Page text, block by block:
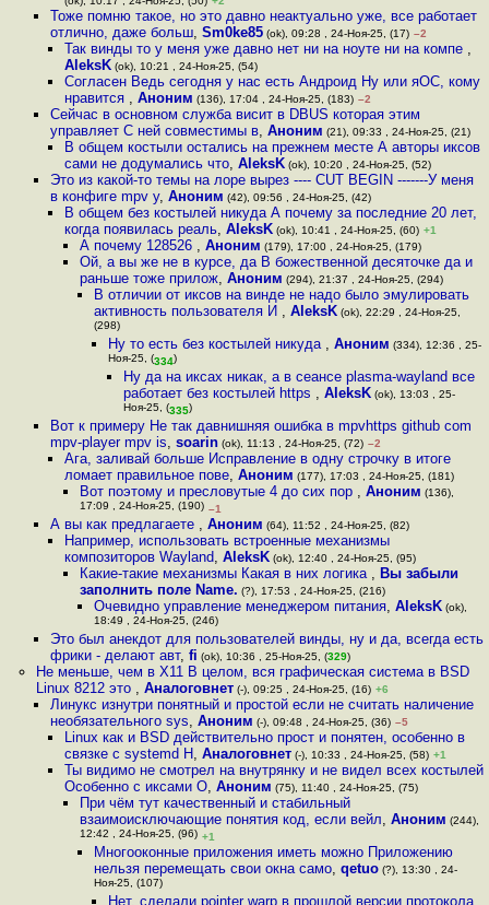
Тоже помню такое, но это давно неактуально уже, все работает
отлично, даже больш, Sm0ke85(ok), 09:28 , 24-Ноя-25, (17) –2
Так винды то у меня уже давно нет ни на ноуте ни на компе ,
AleksK (ok), 10:21 , 24-Ноя-25, (54)
Согласен Ведь сегодня у нас есть Андроид Ну или яОС, кому
нравится ,Аноним (136), 17:04 , 24-Ноя-25, (183) –2
Сейчас в основном служба висит в DBUS которая этим
управляет С ней совместимы в, Аноним (21), 09:33 , 24-Ноя-25, (21)
В общем костыли остались на прежнем месте А авторы иксов
сами не додумались что,AleksK (ok), 10:20 , 24-Ноя-25, (52)
Это из какой-то темы на лоре вырез ---- CUT BEGIN -------У меня
в конфиге mpv у, Аноним (42), 09:56 , 24-Ноя-25, (42)
В общем без костылей никуда А почему за последние 20 лет,
когда появилась реаль,AleksK (ok), 10:41 , 24-Ноя-25, (60) +1
А почему 128526 , Аноним (179), 17:00 , 24-Ноя-25, (179)
Ой, а вы же не в курсе, да В божественной десяточке да и
раньше тоже прилож, Аноним (294), 21:37 , 24-Ноя-25, (294)
В отличии от иксов на винде не надо было эмулировать
активность пользователя И , AleksK(ok), 22:29 , 24-Ноя-25,
(298)
Ну то есть без костылей никуда ,Аноним (334), 12:36 , 25-
Ноя-25, (334)
Ну да на иксах никак, а в сеансе plasma-wayland все
работает без костылей https , AleksK(ok), 13:03 , 25-
Ноя-25, (335)
Вот к примеру Не так давнишняя ошибка в mpvhttps github com
mpv-player mpv is, soarin(ok), 11:13 , 24-Ноя-25, (72) –2
Ага, заливай больше Исправление в одну строчку в итоге
ломает правильное пове,Аноним (177), 17:03 , 24-Ноя-25, (181)
Вот поэтому и пресловутые 4 до сих пор , Аноним (136),
17:09 , 24-Ноя-25, (190) –1
А вы как предлагаете , Аноним (64), 11:52 , 24-Ноя-25, (82)
Например, использовать встроенные механизмы
композиторов Wayland,AleksK (ok), 12:40 , 24-Ноя-25, (95)
Какие-такие механизмы Какая в них логика , Вы забыли
заполнить поле Name. (?), 17:53 , 24-Ноя-25, (216)
Очевидно управление менеджером питания, AleksK(ok),
18:49 , 24-Ноя-25, (246)
Это был анекдот для пользователей винды, ну и да, всегда есть
фрики - делают авт, fi (ok), 10:36 , 25-Ноя-25, (329)
Не меньше, чем в X11 В целом, вся графическая система в BSD
Linux 8212 это , Аналоговнет(-), 09:25 , 24-Ноя-25, (16) +6
Линукс изнутри понятный и простой если не считать наличение
необязательного sys, Аноним (-), 09:48 , 24-Ноя-25, (36) –5
Linux как и BSD действительно прост и понятен, особенно в
связке с systemd Н,Аналоговнет (-), 10:33 , 24-Ноя-25, (58) +1
Ты видимо не смотрел на внутрянку и не видел всех костылей
Особенно с иксами О,Аноним (75), 11:40 , 24-Ноя-25, (75)
При чём тут качественный и стабильный
взаимоисключающие понятия код, если вейл, Аноним (244),
12:42 , 24-Ноя-25, (96) +1
Многооконные приложения иметь можно Приложению
нельзя перемещать свои окна само, qetuo(?), 13:30 , 24-
Ноя-25, (107)
Нет, сделали pointer warp в прошлой версии протокола